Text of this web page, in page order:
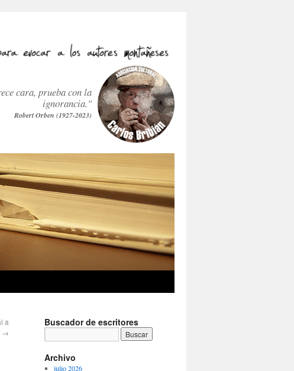
cara, prueba con la
ignorancia."
Robert Orben (1927-2023)
a
→
Buscador de escritores
Archivo
julio 2026